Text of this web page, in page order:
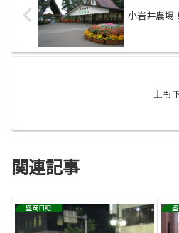
小岩井農場！
上も
関連記事
盛岡日記